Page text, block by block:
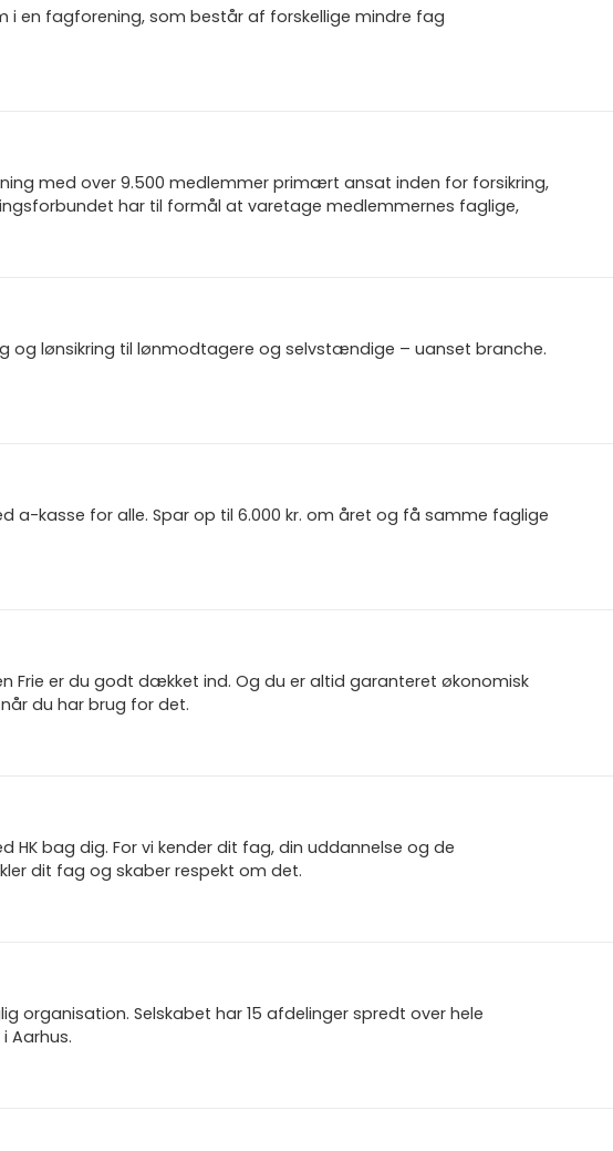
i en fagforening, som består af forskellige mindre fag
med over 9.500 medlemmer primært ansat inden for forsikring,
har til formål at varetage medlemmernes faglige,
og lønsikring til lønmodtagere og selvstændige – uanset branche.
a-kasse for alle. Spar op til 6.000 kr. om året og få samme faglige
Frie er du godt dækket ind. Og du er altid garanteret økonomisk
du har brug for det.
HK bag dig. For vi kender dit fag, din uddannelse og de
dit fag og skaber respekt om det.
organisation. Selskabet har 15 afdelinger spredt over hele
Aarhus.